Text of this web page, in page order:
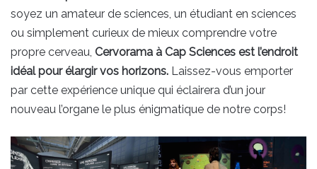
soyez un amateur de sciences, un étudiant en sciences
ou simplement curieux de mieux comprendre votre
propre cerveau, Cervorama à Cap Sciences est l’endroit
idéal pour élargir vos horizons. Laissez-vous emporter
par cette expérience unique qui éclairera d’un jour
nouveau l’organe le plus énigmatique de notre corps!